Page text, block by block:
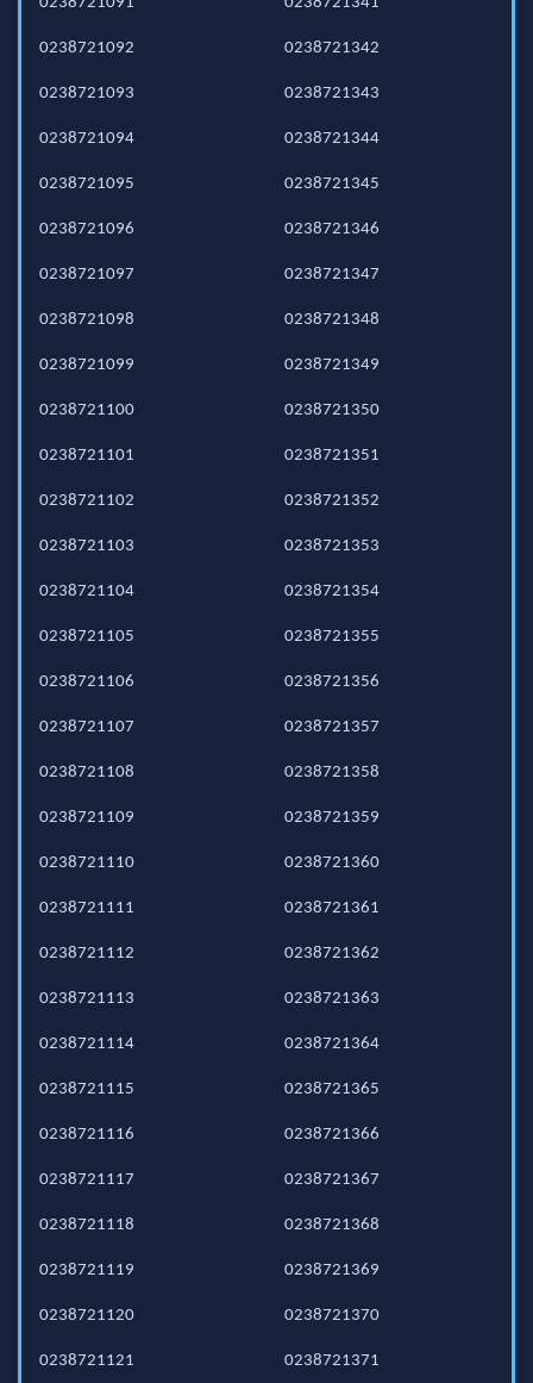
0238721092
0238721093
0238721094
0238721095
0238721096
0238721097
0238721098
0238721099
0238721100
0238721101
0238721102
0238721103
0238721104
0238721105
0238721106
0238721107
0238721108
0238721109
0238721110
0238721111
0238721112
0238721113
0238721114
0238721115
0238721116
0238721117
0238721118
0238721119
0238721120
0238721121
0238721342
0238721343
0238721344
0238721345
0238721346
0238721347
0238721348
0238721349
0238721350
0238721351
0238721352
0238721353
0238721354
0238721355
0238721356
0238721357
0238721358
0238721359
0238721360
0238721361
0238721362
0238721363
0238721364
0238721365
0238721366
0238721367
0238721368
0238721369
0238721370
0238721371